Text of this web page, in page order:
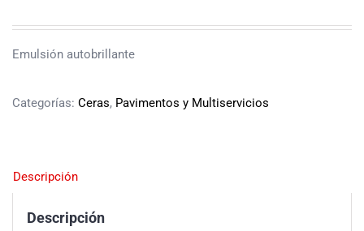
Emulsión autobrillante
Categorías: Ceras, Pavimentos y Multiservicios
Descripción
Descripción